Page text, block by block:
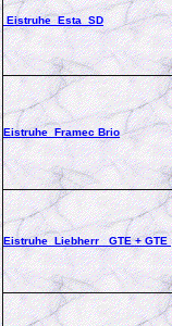
Eistruhe Esta SD
Eistruhe Framec Brio
Eistruhe Liebherr GTE + GTE